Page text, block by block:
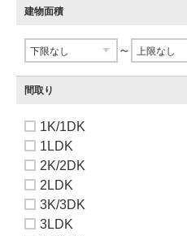
建物面積
～
間取り
1K/1DK
1LDK
2K/2DK
2LDK
3K/3DK
3LDK